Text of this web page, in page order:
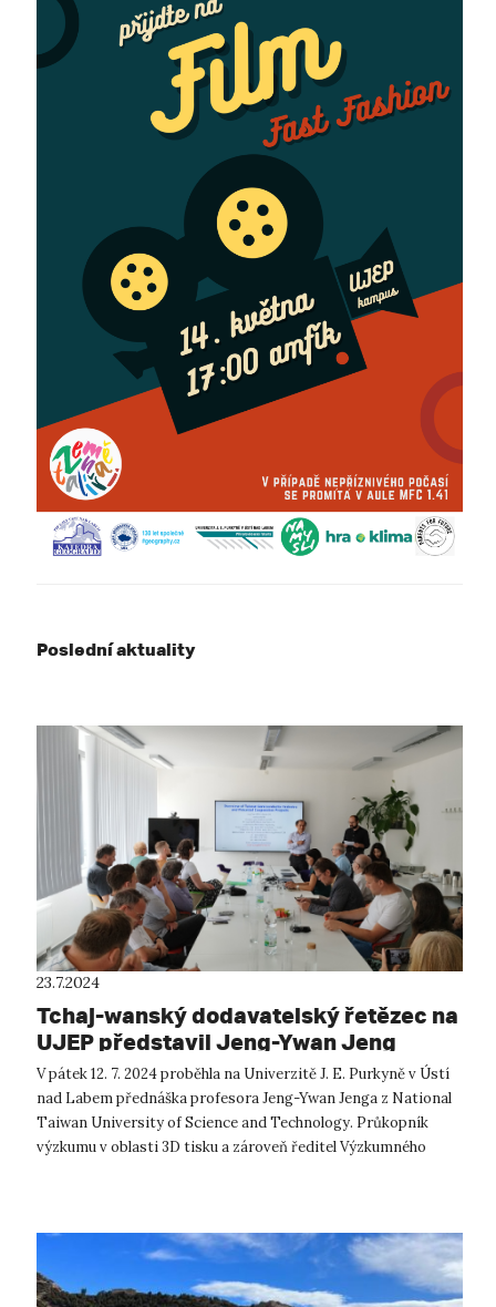
Poslední aktuality
23.7.2024
Tchaj-wanský dodavatelský řetězec na
UJEP představil Jeng-Ywan Jeng
V pátek 12. 7. 2024 proběhla na Univerzitě J. E. Purkyně v Ústí
nad Labem přednáška profesora Jeng-Ywan Jenga z National
Taiwan University of Science and Technology. Průkopník
výzkumu v oblasti 3D tisku a zároveň ředitel Výzkumného